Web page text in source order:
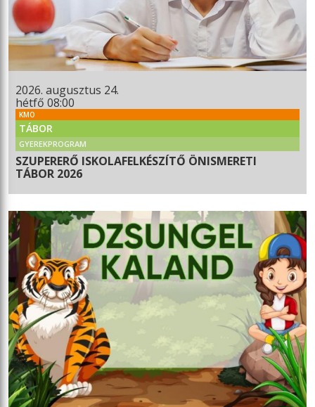
2026. augusztus 24.
hétfő 08:00
KMO
TÁBOR
GYEREKPROGRAM
SZUPERERŐ ISKOLAFELKÉSZÍTŐ ÖNISMERETI
TÁBOR 2026